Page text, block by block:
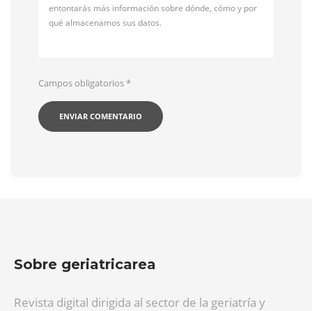
entontarás más información sobre dónde, cómo y por
qué almacenamos sus datos.
Campos obligatorios*
Sobre geriatricarea
Revista digital dirigida al sector de la geriatría y